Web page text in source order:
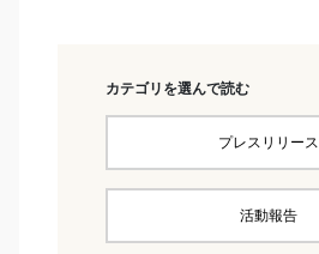
カテゴリを選んで読む
プレスリリース
活動報告